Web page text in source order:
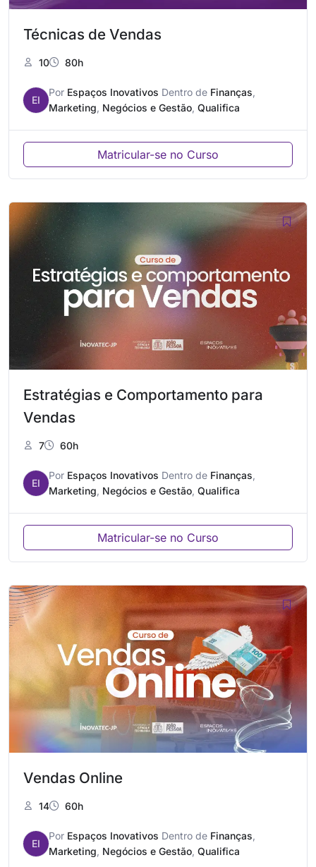
Técnicas de Vendas
10 80h
EI
Por Espaços Inovativos Dentro de Finanças
Marketing Negócios e Gestão ,Qualifica
Matricular-se no Curso
Estratégias e Comportamento para
Vendas
7 60h
EI
Por Espaços Inovativos Dentro de Finanças,
Marketing, Negócios e Gestão,Qualifica
Matricular-se no Curso
Vendas Online
14 60h
EI
Por Espaços Inovativos Dentro de Finanças,
Marketing, Negócios e Gestão,Qualifica